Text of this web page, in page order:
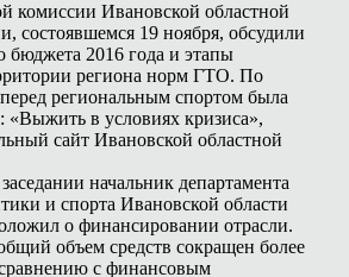
комиссии Ивановской областной
состоявшемся 19 ноября, обсудили
бюджета 2016 года и этапы
региона норм ГТО. По
региональным спортом была
«Выжить в условиях кризиса»,
сайт Ивановской областной
начальник департамента
и спорта Ивановской области
о финансировании отрасли.
объем средств сокращен более
с финансовым